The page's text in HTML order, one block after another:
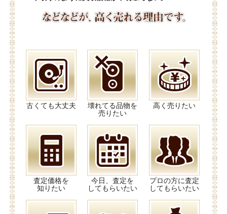
古くても大丈夫
壊れてる品物を
売りたい
高く売りたい
査定価格を
知りたい
今日、査定を
してもらいたい
プロの方に査定
してもらいたい